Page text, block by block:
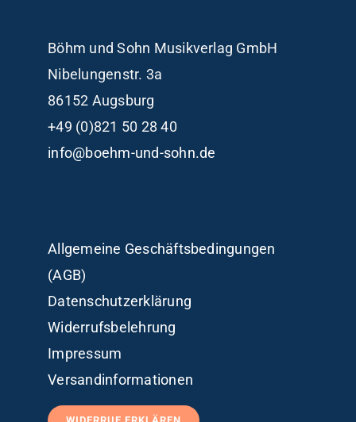
Böhm und Sohn Musikverlag GmbH
Nibelungenstr. 3a
86152 Augsburg
+49 (0)821 50 28 40
info@boehm-und-sohn.de
Allgemeine Geschäftsbedingungen
(AGB)
Datenschutzerklärung
Widerrufsbelehrung
Impressum
Versandinformationen